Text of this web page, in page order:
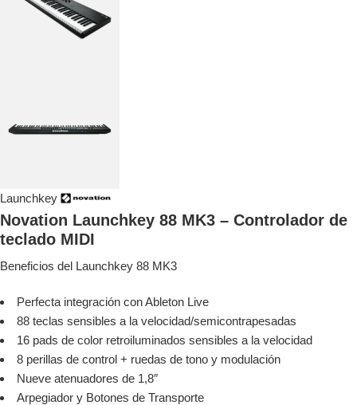
Launchkey
Novation Launchkey 88 MK3 – Controlador de
teclado MIDI
Beneficios del Launchkey 88 MK3
Perfecta integración con Ableton Live
88 teclas sensibles a la velocidad/semicontrapesadas
16 pads de color retroiluminados sensibles a la velocidad
8 perillas de control + ruedas de tono y modulación
Nueve atenuadores de 1,8″
Arpegiador y Botones de Transporte